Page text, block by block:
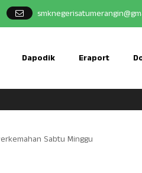
Dapodik Eraport
Sabtu Minggu